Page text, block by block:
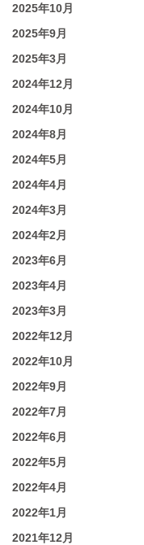
2025年10月
2025年9月
2025年3月
2024年12月
2024年10月
2024年8月
2024年5月
2024年4月
2024年3月
2024年2月
2023年6月
2023年4月
2023年3月
2022年12月
2022年10月
2022年9月
2022年7月
2022年6月
2022年5月
2022年4月
2022年1月
2021年12月